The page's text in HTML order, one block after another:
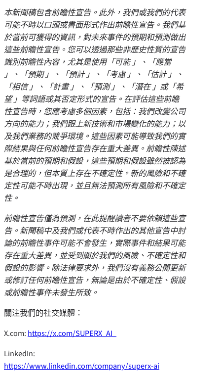
本新聞稿包含前瞻性宣告。此外，我們或我們的代表
可能不時以口頭或書面形式作出前瞻性宣告。我們基
於當前可獲得的資訊，對未來事件的預期和預測做出
這些前瞻性宣告。您可以透過那些非歷史性質的宣告
識別前瞻性內容，尤其是使用「可能 」、「應當
」、「預期 」、「預計 」、「考慮 」、「估計 」、
「相信 」、「計畫 」、「預測 」、「潛在 」或「希
望 」等詞語或其否定形式的宣告。在評估這些前瞻
性宣告時，您應考慮多個因素，包括：我們改變公司
方向的能力；我們跟上新技術和市場變化的能力；以
及我們業務的競爭環境。這些因素可能導致我們的實
際結果與任何前瞻性宣告存在重大差異。前瞻性陳述
基於當前的預期和假設，這些預期和假設雖然被認為
是合理的，但本質上存在不確定性。新的風險和不確
定性可能不時出現，並且無法預測所有風險和不確定
性。
前瞻性宣告僅為預測，在此提醒讀者不要依賴這些宣
告。新聞稿中及我們或代表不時作出的其他宣告中討
論的前瞻性事件可能不會發生，實際事件和結果可能
存在重大差異，並受到關於我們的風險、不確定性和
假設的影響。除法律要求外，我們沒有義務公開更新
或修訂任何前瞻性宣告，無論是由於不確定性、假設
或前瞻性事件未發生所致。
關注我們的社交媒體：
X.com: https://x.com/SUPERX_AI_
LinkedIn:
https://www.linkedin.com/company/superx-ai